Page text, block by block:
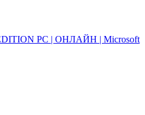
PC | ОНЛАЙН | Microsoft